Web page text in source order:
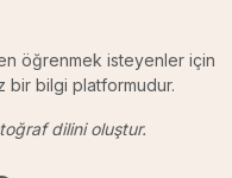
öğrenmek isteyenler için
bir bilgi platformudur.
dilini oluştur.